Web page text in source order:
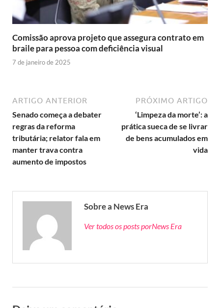
Comissão aprova projeto que assegura contrato em
braile para pessoa com deficiência visual
7 de janeiro de 2025
ARTIGO ANTERIOR
Senado começa a debater
regras da reforma
tributária; relator fala em
manter trava contra
aumento de impostos
PRÓXIMO ARTIGO
‘Limpeza da morte’: a
prática sueca de se livrar
de bens acumulados em
vida
Sobre a News Era
Ver todos os posts porNews Era